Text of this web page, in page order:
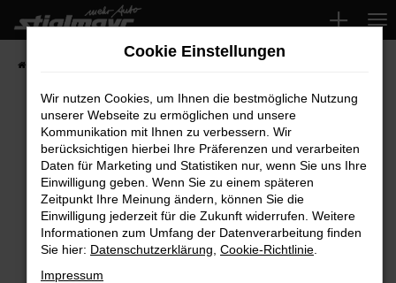
Zum
Hauptinhalt
springen
Fehler: Network Error
Beim Laden ist ein Fehler aufgetreten.
Hier sind ein paar Tipps, die dir helfen können:
Überprüfe deine Firewall und deine
Internetverbindung.
Laden andere Webseiten, zum Beispiel deine
Cookie Einstellungen
Wir nutzen Cookies, um Ihnen die bestmögliche Nutzung
unserer Webseite zu ermöglichen und unsere
Kommunikation mit Ihnen zu verbessern. Wir
berücksichtigen hierbei Ihre Präferenzen und verarbeiten
Daten für Marketing und Statistiken nur, wenn Sie uns Ihre
Einwilligung geben. Wenn Sie zu einem späteren
Zeitpunkt Ihre Meinung ändern, können Sie die
Einwilligung jederzeit für die Zukunft widerrufen. Weitere
Informationen zum Umfang der Datenverarbeitung finden
Sie hier: Datenschutzerklärung Cookie-Richtlinie
Impressum